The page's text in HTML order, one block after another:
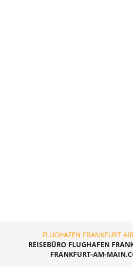
FLUGHAFEN FRANKFURT
REISEBÜRO FLUGHAFEN
FRANKFURT-AM-